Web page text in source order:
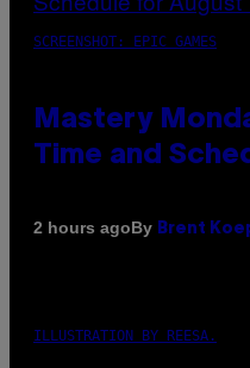
SCREENSHOT: EPIC GAMES
Mastery
Time and
2 hours agoBy Brent
ILLUSTRATION BY REESA.